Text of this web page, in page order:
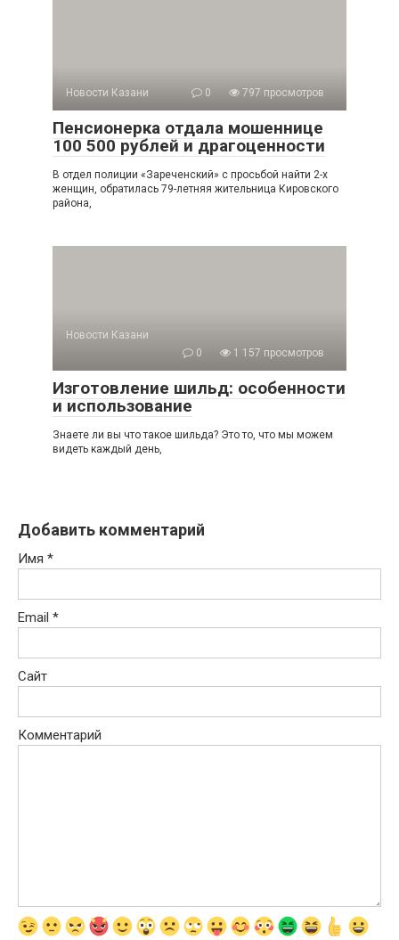
Новости Казани 0 797 просмотров
Пенсионерка отдала мошеннице
100 500 рублей и драгоценности
В отдел полиции «Зареченский» с просьбой найти 2-х
женщин, обратилась 79-летняя жительница Кировского
района,
Новости Казани
0
1 157 просмотров
Изготовление шильд: особенности
и использование
Знаете ли вы что такое шильда? Это то, что мы можем
видеть каждый день,
Добавить комментарий
Имя *
Email *
Сайт
Комментарий